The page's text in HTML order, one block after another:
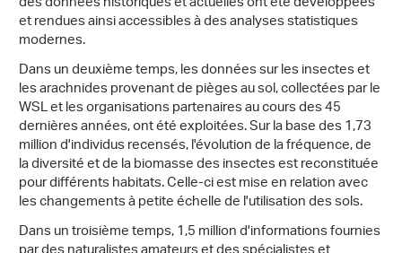
et rendues ainsi accessibles à des analyses statistiques
modernes.
Dans un deuxième temps, les données sur les insectes et
les arachnides provenant de pièges au sol, collectées par le
WSL et les organisations partenaires au cours des 45
dernières années, ont été exploitées. Sur la base des 1,73
million d'individus recensés, l'évolution de la fréquence, de
la diversité et de la biomasse des insectes est reconstituée
pour différents habitats. Celle-ci est mise en relation avec
les changements à petite échelle de l'utilisation des sols.
Dans un troisième temps, 1,5 million d'informations fournies